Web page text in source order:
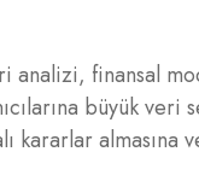
analizi, finansal
büyük veri
kararlar almasına